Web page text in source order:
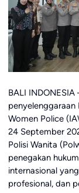
BALI
Women Police
24 September
Polisi Wanita
penegakan
internasional
profesional, dan